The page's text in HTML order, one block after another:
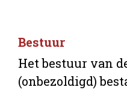
Bestuur
Het bestuur van
(onbezoldigd)